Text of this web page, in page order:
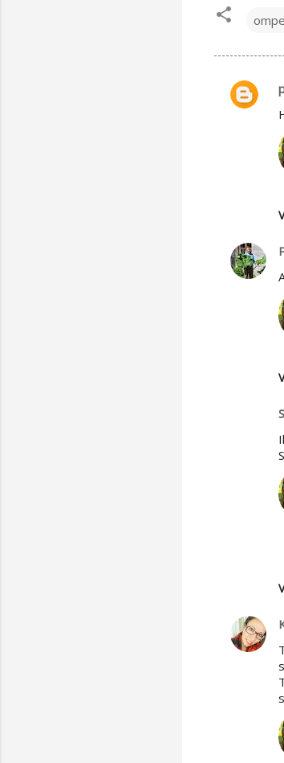
K
i
t